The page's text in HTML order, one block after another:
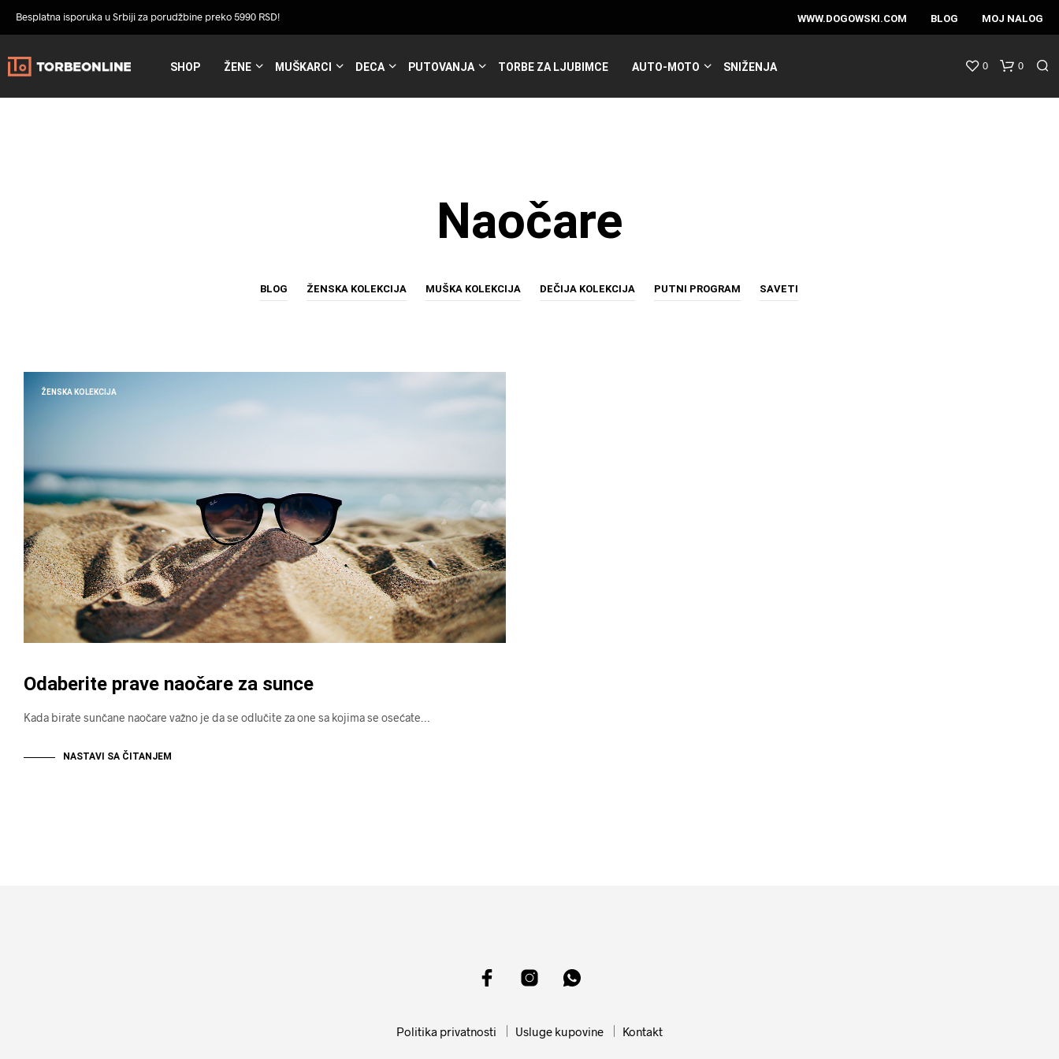
Besplatna isporuka u Srbiji za porudžbine preko 5990 RSD! WWW.DOGOWSKI.COM BLOG MOJ NALOG
SHOP ŽENE MUŠKARCI DECA PUTOVANJA TORBE ZA LJUBIMCE AUTO-MOTO SNIŽENJA 0 0
Naočare
BLOG ŽENSKA KOLEKCIJA MUŠKA KOLEKCIJA DEČIJA KOLEKCIJA PUTNI PROGRAM SAVETI
ŽENSKA KOLEKCIJA
Odaberite prave naočare za sunce
Kada birate sunčane naočare važno je da se odlučite za one sa kojima se osećate…
NASTAVI SA ČITANJEM
Politika privatnosti Usluge kupovine Kontakt